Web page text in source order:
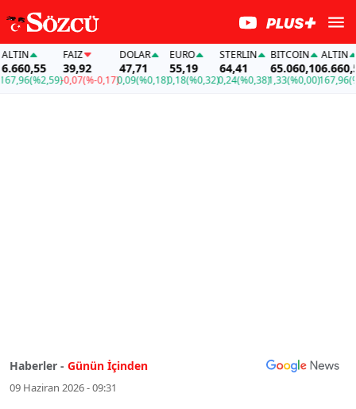
(%2,59)
FAİZ
39,92
-0,07(%-0,17)
DOLAR
47,71
0,09(%0,18)
EURO
55,19
0,18(%0,32)
STERLIN
64,41
0,24(%0,38)
BITCOIN
65.060,10
1,33(%0,00)
ALTIN
6.660,55
167,96
Haberler - Günün İçinden
09 Haziran 2026 - 09:31